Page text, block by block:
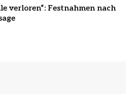
verloren“: Festnahmen nach